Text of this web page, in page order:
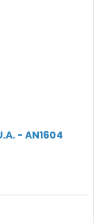
- AN1604